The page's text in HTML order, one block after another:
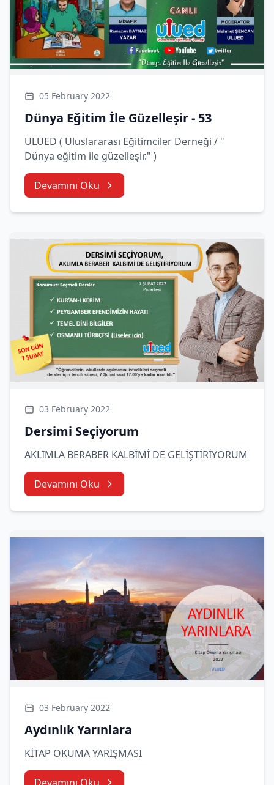
05 February 2022
Dünya Eğitim İle Güzelleşir - 53
ULUED ( Uluslararası Eğitimciler Derneği / "
Dünya eğitim ile güzelleşir." )
Devamını Oku
03 February 2022
Dersimi Seçiyorum
AKLIMLA BERABER KALBİMİ DE GELİŞTİRİYORUM
Devamını Oku
03 February 2022
Aydınlık Yarınlara
KİTAP OKUMA YARIŞMASI